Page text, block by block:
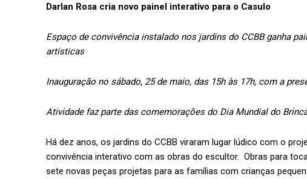
Darlan Rosa cria novo painel interativo para o Casulo
Espaço de convivência instalado nos jardins do CCBB ganha
artísticas
Inauguração no sábado, 25 de maio, das 15h às 17h, com a
Atividade faz parte das comemorações do Dia Mundial do
Há dez anos, os jardins do CCBB viraram lugar lúdico com o
convivência interativo com as obras do escultor. Obras para
sete novas peças projetas para as famílias com crianças